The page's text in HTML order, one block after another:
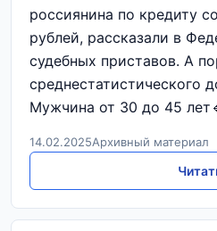
россиянина по кредиту
рублей, рассказали в
судебных приставов. А
среднестатистического
Мужчина от 30 до 45
14.02.2025Архивный материал